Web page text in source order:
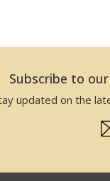
Subscribe to
updated on the